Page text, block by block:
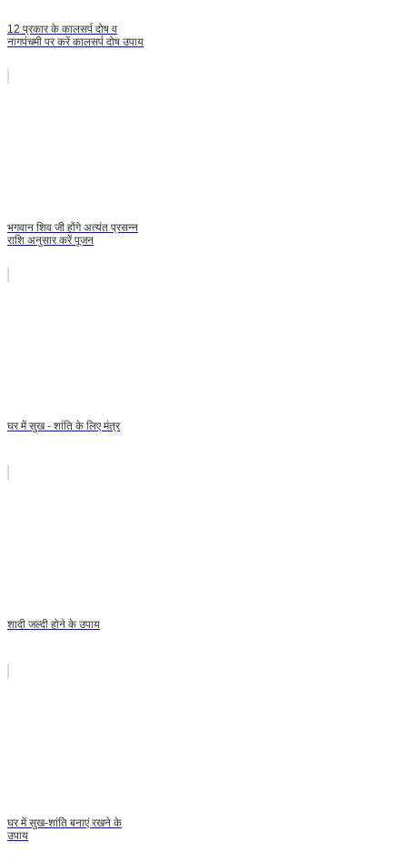
12 प्रकार के कालसर्प दोष व
नागपंचमी पर करें कालसर्प दोष उपाय
भगवान शिव जी होंगे अत्‍यंत प्रसन्‍न
राशि अनुसार करें पूजन
घर में सुख - शांति के लिए मंत्र
शादी जल्दी होने के उपाय
घर में सुख-शांति बनाएं रखने के
उपाय